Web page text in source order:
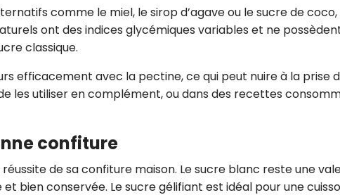
comme le miel, le sirop d’agave ou le sucre de
ont des indices glycémiques variables et ne
classique.
efficacement avec la pectine, ce qui peut nuire à la prise
les utiliser en complément, ou dans des recettes
confiture
de sa confiture maison. Le sucre blanc reste une
bien conservée. Le sucre gélifiant est idéal pour une